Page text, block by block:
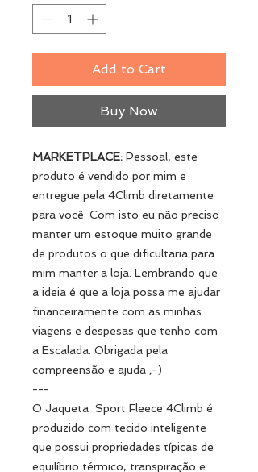
Add to Cart
Buy Now
MARKETPLACE: Pessoal, este
produto é vendido por mim e
entregue pela 4Climb diretamente
para você. Com isto eu não preciso
manter um estoque muito grande
de produtos o que dificultaria para
mim manter a loja. Lembrando que
a ideia é que a loja possa me ajudar
financeiramente com as minhas
viagens e despesas que tenho com
a Escalada. Obrigada pela
compreensão e ajuda ;-)
---
O Jaqueta Sport Fleece 4Climb é
produzido com tecido inteligente
que possui propriedades típicas de
equilíbrio térmico, transpiração e